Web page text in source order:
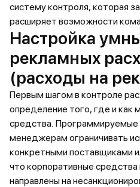
систему контроля, которая
расширяет возможности
Настройка
рекламных
(расходы на
Первым шагом в контроле
определение того, где и как
средства. Программируемые
менеджерам ограничивать
конкретными поставщиками
что корпоративные средства
направлены на